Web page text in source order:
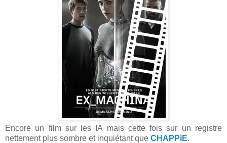
Encore un film sur les IA mais cette fois sur un registre
nettement plus sombre et inquiétant que CHAPPiE.